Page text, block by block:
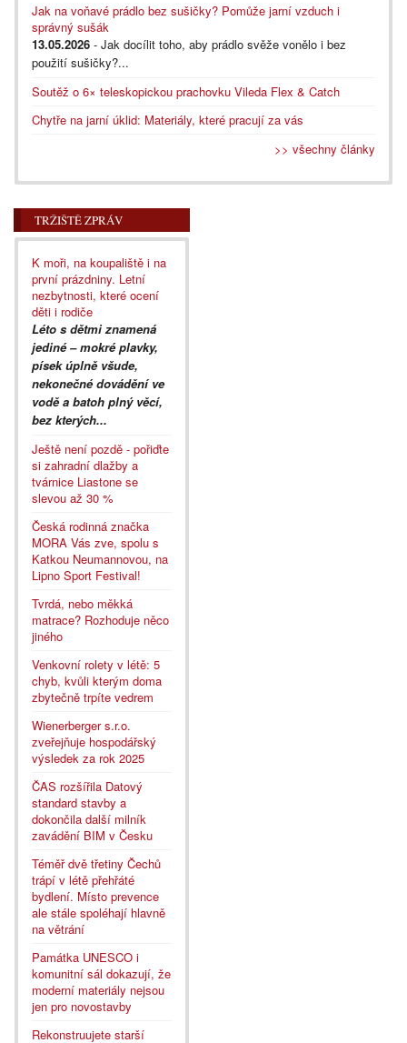
Jak na voňavé prádlo bez sušičky? Pomůže jarní vzduch i
správný sušák
13.05.2026 - Jak docílit toho, aby prádlo svěže vonělo i bez
použití sušičky?...
Soutěž o 6× teleskopickou prachovku Vileda Flex & Catch
Chytře na jarní úklid: Materiály, které pracují za vás
>> všechny články
TRŽIŠTĚ ZPRÁV
K moři, na koupaliště i na
první prázdniny. Letní
nezbytnosti, které ocení
děti i rodiče
Léto s dětmi znamená
jediné – mokré plavky,
písek úplně všude,
nekonečné dovádění ve
vodě a batoh plný věcí,
bez kterých...
Ještě není pozdě - pořiďte
si zahradní dlažby a
tvárnice Liastone se
slevou až 30 %
Česká rodinná značka
MORA Vás zve, spolu s
Katkou Neumannovou, na
Lipno Sport Festival!
Tvrdá, nebo měkká
matrace? Rozhoduje něco
jiného
Venkovní rolety v létě: 5
chyb, kvůli kterým doma
zbytečně trpíte vedrem
Wienerberger s.r.o.
zveřejňuje hospodářský
výsledek za rok 2025
ČAS rozšířila Datový
standard stavby a
dokončila další milník
zavádění BIM v Česku
Téměř dvě třetiny Čechů
trápí v létě přehřáté
bydlení. Místo prevence
ale stále spoléhají hlavně
na větrání
Památka UNESCO i
komunitní sál dokazují, že
moderní materiály nejsou
jen pro novostavby
Rekonstruujete starší